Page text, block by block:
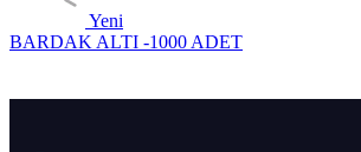
Yeni
BARDAK ALTI -1000 ADET